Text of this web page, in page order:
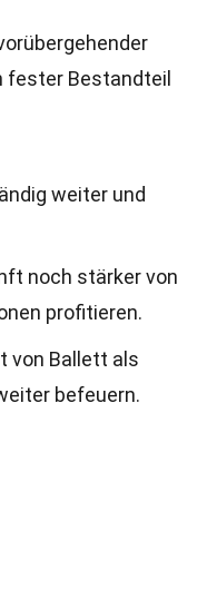
fester Bestandteil
weiter und
noch stärker von
profitieren.
von Ballett als
befeuern.